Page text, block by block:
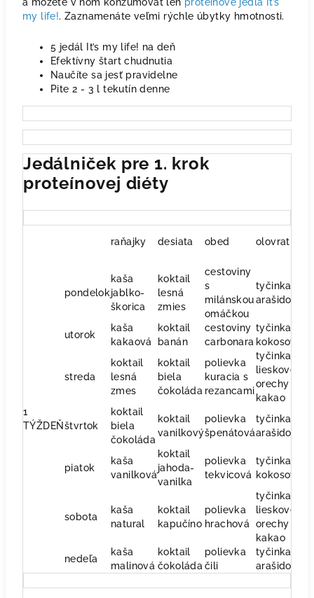
a môžete v ňom konzumovať len proteínové jedlá It’s
my life!. Zaznamenáte veľmi rýchle úbytky hmotnosti.
5 jedál It’s my life! na deň
Efektívny štart chudnutia
Naučíte sa jesť pravidelne
Pite 2 - 3 l tekutín denne
Jedálniček pre 1. krok
proteínovej diéty
raňajky desiata obed olovrat
1
TÝŽDEŇ
pondelok
kaša
jablko-
škorica
koktail
lesná
zmies
cestoviny
s
milánskou
omáčkou
tyčinka
arašidova
utorok
kaša
kakaová
koktail
banán
cestoviny
carbonara
tyčinka
kokosová
streda
koktail
lesná
zmes
koktail
biela
čokoláda
polievka
kuracia s
rezancami
tyčinka
lieskove
orechy a
kakao
štvrtok
koktail
biela
čokoláda
koktail
vanilkový
polievka
špenátová
tyčinka
arašidová
piatok
kaša
vanilková
koktail
jahoda-
vanilka
polievka
tekvicová
tyčinka
kokosová
sobota
kaša
natural
koktail
kapučíno
polievka
hrachová
tyčinka
lieskove
orechy a
kakao
nedeľa
kaša
malinová
koktail
čokoláda
polievka
čili
tyčinka
arašidova